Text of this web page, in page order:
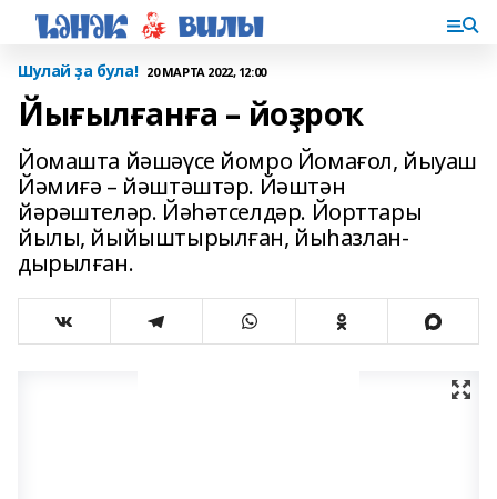
Шулай ҙа була! 20 МАРТА 2022, 12:00
Йығылғанға – йоҙроҡ
Йомашта йәшәүсе йомро Йомағол, йыуаш
Йәмиғә – йәштәштәр. Йәштән
йәрәштеләр. Йәһәтселдәр. Йорттары
йылы, йыйыштырылған, йыһазлан­
дырылған.